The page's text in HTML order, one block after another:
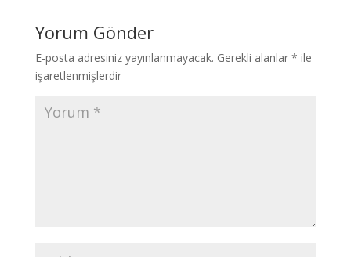
Yorum Gönder
E-posta adresiniz yayınlanmayacak. Gerekli alanlar * ile
işaretlenmişlerdir